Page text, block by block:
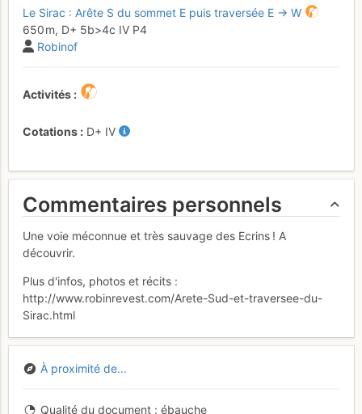
Le Sirac : Arête S du sommet E puis traversée E → W
650 m, D+ 5b>4c IV P4
Robinof
Activités
Cotations D+ IV
Commentaires personnels
Une voie méconnue et très sauvage des Ecrins ! A
découvrir.
Plus d'infos, photos et récits :
http://www.robinrevest.com/Arete-Sud-et-traversee-du-
Sirac.html
À proximité de...
Qualité du document ébauche